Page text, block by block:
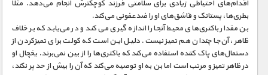
اقدام‌های احتیاطی زیادی برای سلامتی فرزند کوچکترش انجام می‌دهد. مثلا
بطری‌ها، پستانک و قاشق‌های او را ضدعفونی می‌کند.
بن مقدار باکتری‌های محیط آنجا را اندازه گیری می کند و در می‌یابد که بر خلاف
ظاهر، آن‌جا چندان هم تمیز نیست. دلیل این است که کولت برای تمیزکردن از
دستمال‌های پاک کننده استفاده می‌کند که باکتری‌ها را از بین نمی‌برند. یخچال او
در ظاهر تمیز و مرتب است اما بن به او توصیه می‌کند که آن را بیش از حد پر نکند،